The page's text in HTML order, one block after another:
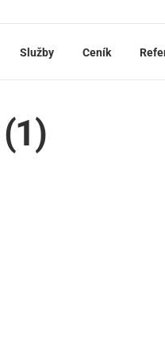
Služby Ceník